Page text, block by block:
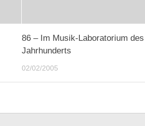
86 – Im Musik-Laboratorium
Jahrhunderts
02/02/2005